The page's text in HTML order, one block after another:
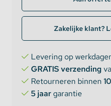
Zakelijke klant?
Levering op
GRATIS verzending
Retourneren binnen
5 jaargarantie